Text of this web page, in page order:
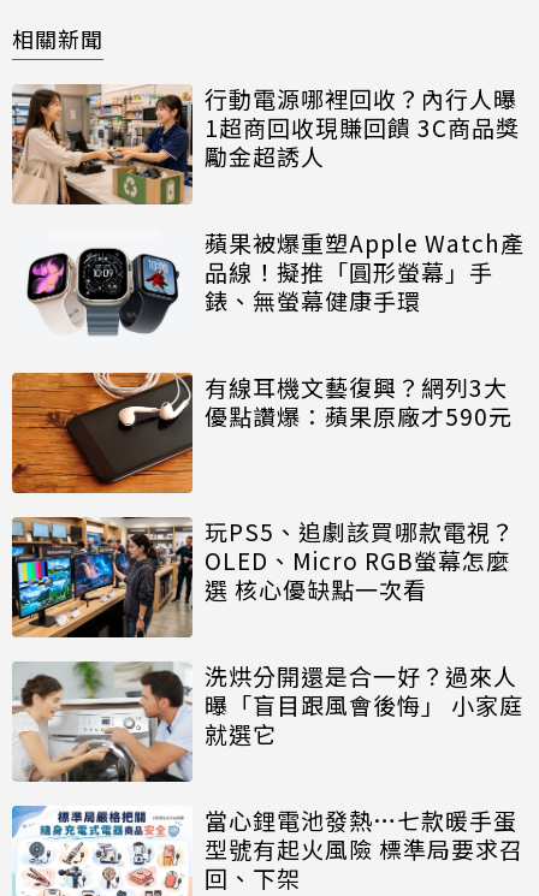
相關新聞
行動電源哪裡回收？內行人曝
1超商回收現賺回饋 3C商品獎
勵金超誘人
蘋果被爆重塑Apple Watch產
品線！擬推「圓形螢幕」手
錶、無螢幕健康手環
有線耳機文藝復興？網列3大
優點讚爆：蘋果原廠才590元
玩PS5、追劇該買哪款電視？
OLED、Micro RGB螢幕怎麼
選 核心優缺點一次看
洗烘分開還是合一好？過來人
曝「盲目跟風會後悔」 小家庭
就選它
當心鋰電池發熱…七款暖手蛋
型號有起火風險 標準局要求召
回、下架